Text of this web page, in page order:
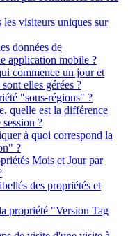
visiteurs uniques sur
données de
application mobile ?
commence un jour et
elles gérées ?
"sous-régions" ?
quelle est la différence
?
à quoi correspond la
?
Mois et Jour par
des propriétés et
propriété "Version Tag